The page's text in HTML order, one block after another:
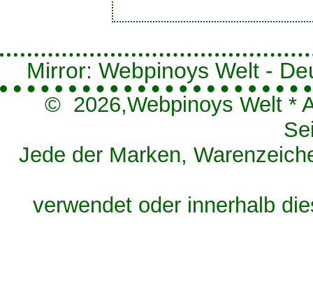
Mirror: Webpinoys Welt -
© 2026,Webpinoys Welt *
Jede der Marken,
verwendet oder innerhalb